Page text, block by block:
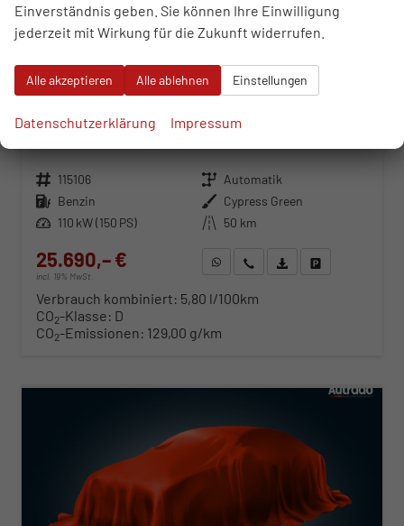
Prime 1.6 T-GDi 7 Gang Automatik
Fahrzeugnr. 115106 Getriebe Automatik
Kraftstoff Benzin Außenfarbe Cypress Green
Leistung 110 kW (150 PS) Kilometerstand 50 km
25.690,– €
incl. 19% MwSt.
WhatsApp anfragen
Wir rufen Sie anFahrzeugexposé (PDF)
Verbrauch kombiniert: 5,80 l/100km
CO2-Klasse: D
CO2-Emissionen: 129,00 g/km
Einverständnis geben. Sie können Ihre Einwilligung
jederzeit mit Wirkung für die Zukunft widerrufen.
Alle akzeptieren Alle ablehnen Einstellungen
Datenschutzerklärung Impressum